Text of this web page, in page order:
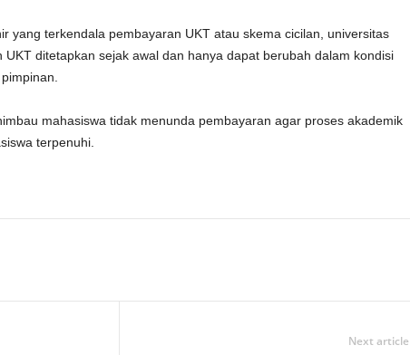
yang terkendala pembayaran UKT atau skema cicilan, universitas
UKT ditetapkan sejak awal dan hanya dapat berubah dalam kondisi
mahasiswa tidak menunda pembayaran agar proses akademik
terpenuhi.
Next article